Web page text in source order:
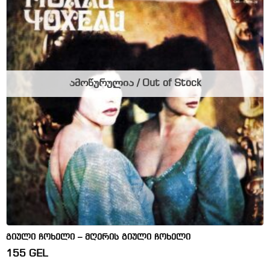
გიული ჩოხელი – მღერის გიული ჩოხელი
155 GEL
ამოწურულია / Out of Stock